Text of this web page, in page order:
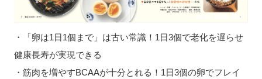
・「卵は1日1個まで」は古い常識！1日3個で老化を遅らせ
健康長寿が実現できる
・筋肉を増やすBCAAが十分とれる！1日3個の卵でフレイ